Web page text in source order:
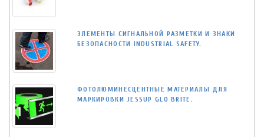
ЭЛЕМЕНТЫ СИГНАЛЬНОЙ РАЗМЕТКИ И ЗНАКИ
БЕЗОПАСНОСТИ INDUSTRIAL SAFETY.
ФОТОЛЮМИНЕСЦЕНТНЫЕ МАТЕРИАЛЫ ДЛЯ
МАРКИРОВКИ JESSUP GLO BRITE.